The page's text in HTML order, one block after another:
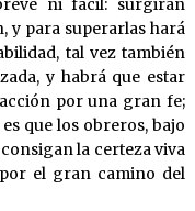
ni fácil: surgirán
y para superarlas hará
tal vez también
y habrá que estar
por una gran fe;
que los obreros, bajo
la certeza viva
el gran camino del